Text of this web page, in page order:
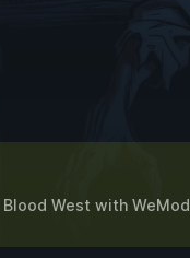
Blood West with WeMod